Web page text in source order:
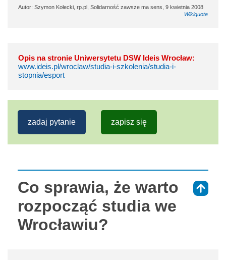
Autor: Szymon Kołecki, rp.pl, Solidarność zawsze ma sens, 9 kwietnia 2008
Wikiquote
Opis na stronie Uniwersytetu DSW Ideis Wrocław:
www.ideis.pl/wroclaw/studia-i-szkolenia/studia-i-
stopnia/esport
zadaj pytanie zapisz się
Co sprawia, że warto
rozpocząć studia we
Wrocławiu?